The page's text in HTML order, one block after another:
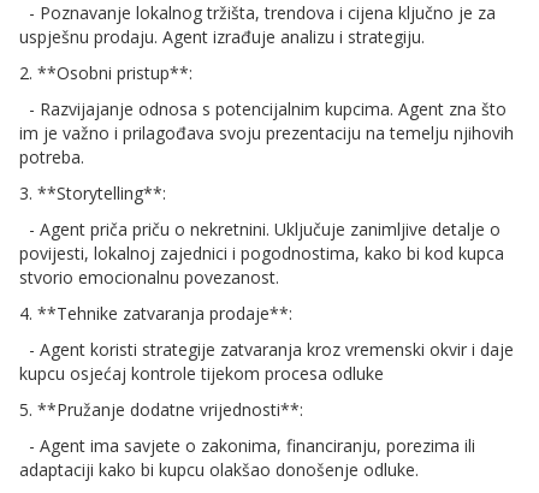
- Poznavanje lokalnog tržišta, trendova i cijena ključno je za
uspješnu prodaju. Agent izrađuje analizu i strategiju.
2. **Osobni pristup**:
- Razvijajanje odnosa s potencijalnim kupcima. Agent zna što
im je važno i prilagođava svoju prezentaciju na temelju njihovih
potreba.
3. **Storytelling**:
- Agent priča priču o nekretnini. Uključuje zanimljive detalje o
povijesti, lokalnoj zajednici i pogodnostima, kako bi kod kupca
stvorio emocionalnu povezanost.
4. **Tehnike zatvaranja prodaje**:
- Agent koristi strategije zatvaranja kroz vremenski okvir i daje
kupcu osjećaj kontrole tijekom procesa odluke
5. **Pružanje dodatne vrijednosti**:
- Agent ima savjete o zakonima, financiranju, porezima ili
adaptaciji kako bi kupcu olakšao donošenje odluke.